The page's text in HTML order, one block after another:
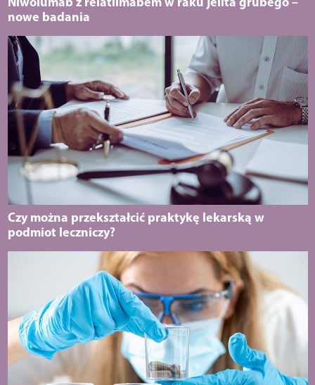
nowe badania
Czy można przekształcić praktykę lekarską w
podmiot leczniczy?